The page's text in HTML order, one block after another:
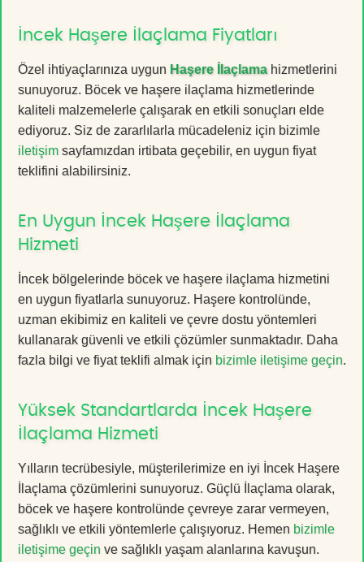
İncek Haşere İlaçlama Fiyatları
Özel ihtiyaçlarınıza uygun Haşere İlaçlamahizmetlerini
sunuyoruz. Böcek ve haşere ilaçlama hizmetlerinde
kaliteli malzemelerle çalışarak en etkili sonuçları elde
ediyoruz. Siz de zararlılarla mücadeleniz için bizimle
iletişim sayfamızdan irtibata geçebilir, en uygun fiyat
teklifini alabilirsiniz.
En Uygun İncek Haşere İlaçlama
Hizmeti
İncek bölgelerinde böcek ve haşere ilaçlama hizmetini
en uygun fiyatlarla sunuyoruz. Haşere kontrolünde,
uzman ekibimiz en kaliteli ve çevre dostu yöntemleri
kullanarak güvenli ve etkili çözümler sunmaktadır. Daha
fazla bilgi ve fiyat teklifi almak için bizimle iletişime geçin.
Yüksek Standartlarda İncek Haşere
İlaçlama Hizmeti
Yılların tecrübesiyle, müşterilerimize en iyi İncek Haşere
İlaçlama çözümlerini sunuyoruz. Güçlü İlaçlama olarak,
böcek ve haşere kontrolünde çevreye zarar vermeyen,
sağlıklı ve etkili yöntemlerle çalışıyoruz. Hemen bizimle
iletişime geçin ve sağlıklı yaşam alanlarına kavuşun.